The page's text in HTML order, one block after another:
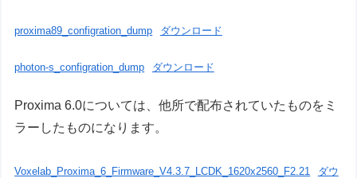
proxima89_configration_dump ダウンロード
photon-s_configration_dump ダウンロード
Proxima 6.0については、他所で配布されていたものをミ
ラーしたものになります。
Voxelab_Proxima_6_Firmware_V4.3.7_LCDK_1620x2560_F2.21
ダウ